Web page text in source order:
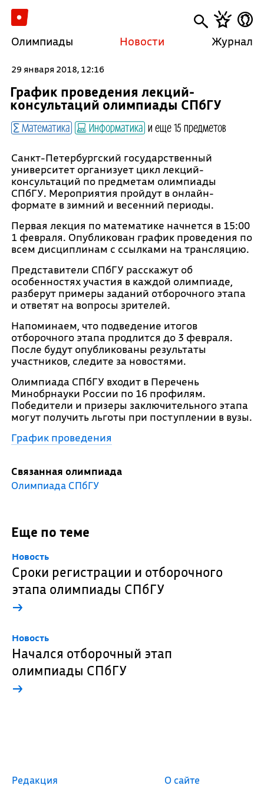
Олимпиады Новости Журнал
29 января 2018, 12:16
График проведения лекций-
консультаций олимпиады СПбГУ
Математика Информатика и еще 15 предметов
Санкт-Петербургский государственный
университет организует цикл лекций-
консультаций по предметам олимпиады
СПбГУ. Мероприятия пройдут в онлайн-
формате в зимний и весенний периоды.
Первая лекция по математике начнется в 15:00
1 февраля. Опубликован график проведения по
всем дисциплинам с ссылками на трансляцию.
Представители СПбГУ расскажут об
особенностях участия в каждой олимпиаде,
разберут примеры заданий отборочного этапа
и ответят на вопросы зрителей.
Напоминаем, что подведение итогов
отборочного этапа продлится до 3 февраля.
После будут опубликованы результаты
участников, следите за новостями.
Олимпиада СПбГУ входит в Перечень
Минобрнауки России по 16 профилям.
Победители и призеры заключительного этапа
могут получить льготы при поступлении в вузы.
График проведения
Связанная олимпиада
Олимпиада СПбГУ
Еще по теме
Новость
Сроки регистрации и отборочного
этапа олимпиады СПбГУ
→
Новость
Начался отборочный этап
олимпиады СПбГУ
→
Редакция О сайте